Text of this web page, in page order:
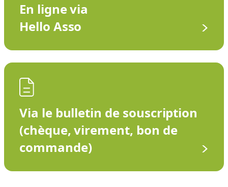
En ligne via
Hello Asso
Via le bulletin de souscription
(chèque, virement, bon de
commande)